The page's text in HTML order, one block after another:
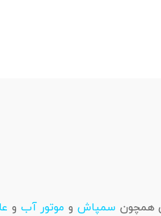
سمپاش و موتور آب و